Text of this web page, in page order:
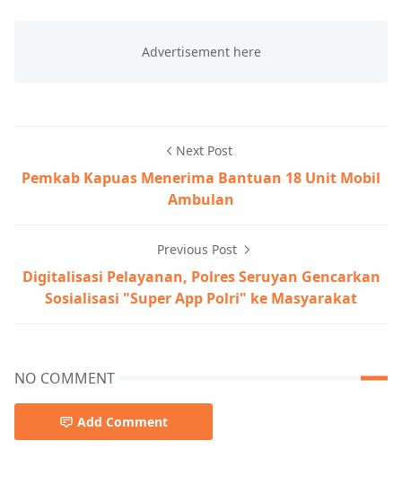
Next Post
Pemkab Kapuas Menerima Bantuan 18 Unit Mobil
Ambulan
Previous Post
Digitalisasi Pelayanan, Polres Seruyan Gencarkan
Sosialisasi "Super App Polri" ke Masyarakat
NO COMMENT
Add Comment